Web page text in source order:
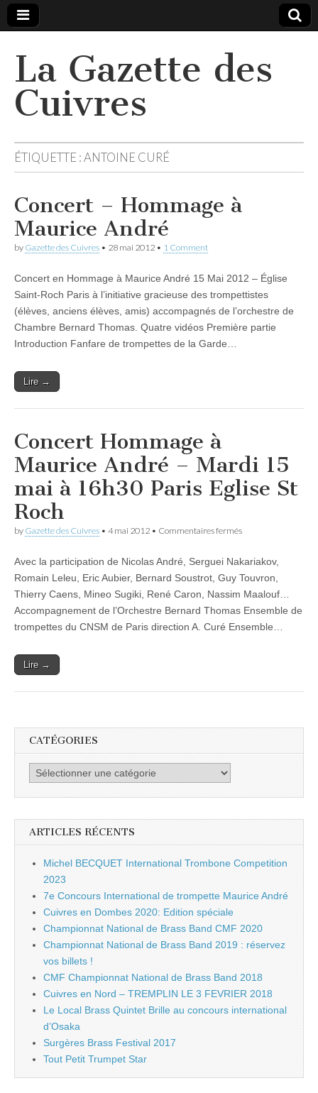
La Gazette des
Cuivres
ÉTIQUETTE :ANTOINE CURÉ
Concert – Hommage à
Maurice André
by Gazette des Cuivres • 28 mai 2012 • 1 Comment
Concert en Hommage à Maurice André 15 Mai 2012 – Église
Saint-Roch Paris à l’initiative gracieuse des trompettistes
(élèves, anciens élèves, amis) accompagnés de l’orchestre de
Chambre Bernard Thomas. Quatre vidéos Première partie
Introduction Fanfare de trompettes de la Garde…
Lire →
Concert Hommage à
Maurice André – Mardi 15
mai à 16h30 Paris Eglise St
Roch
by Gazette des Cuivres • 4 mai 2012 • Commentaires ferméssur
à
Maurice
–
Mardi
mai
St
Avec la participation de Nicolas André, Serguei Nakariakov,
Romain Leleu, Eric Aubier, Bernard Soustrot, Guy Touvron,
Thierry Caens, Mineo Sugiki, René Caron, Nassim Maalouf…
Accompagnement de l’Orchestre Bernard Thomas Ensemble de
trompettes du CNSM de Paris direction A. Curé Ensemble…
Lire →
CATÉGORIES
Catégories
ARTICLES RÉCENTS
Michel BECQUET International Trombone Competition
2023
7e Concours International de trompette Maurice André
Cuivres en Dombes 2020: Edition spéciale
Championnat National de Brass Band CMF 2020
Championnat National de Brass Band 2019 : réservez
vos billets !
CMF Championnat National de Brass Band 2018
Cuivres en Nord – TREMPLIN LE 3 FEVRIER 2018
Le Local Brass Quintet Brille au concours international
d’Osaka
Surgères Brass Festival 2017
Tout Petit Trumpet Star